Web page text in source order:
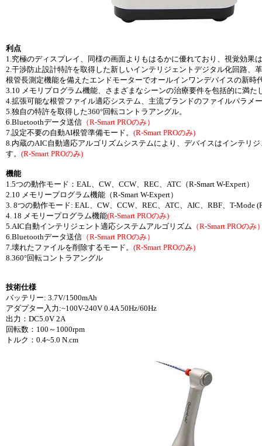
利点
1.究極のディスプレイ、同様の画面よりもはるかに優れており、視覚効果
2.干渉防止設計特許を取得した新しいインテリジェントデジタル化回路
根管長測定機能を備えたエンドモーターでオールインワンデバイスの新時
3.10 メモリプログラム機能、さまざまなシーンの治療要件を包括的に満た
4.拡張可能な根管ファイル適応システム、主流ブランドのファイルパラメ
5.独自の特許を取得した360°回転コントラアングル。
6.Bluetoothデータ送信 （R-Smart PROのみ）
7.設定不要の自動AI根管準備モード。 (R-Smart PROのみ)
8.内蔵のAIC自動適応アルゴリズムシステムにより、デバイスはインテリ
す。 (R-Smart PROのみ)
機能
1.5つの動作モード：EAL、CW、CCW、REC、ATC（R-Smart W-Expert）
2.10 メモリープログラム機能（R-Smart W-Expert）
3. 8つの動作モード: EAL、CW、CCW、REC、ATC、AIC、RBF、T-Mode
4. 18 メモリープログラム機能(R-Smart PROのみ)
5.AIC自動インテリジェント適応システムアルゴリズム （R-Smart PROのみ
6.Bluetoothデータ送信 （R-Smart PROのみ）
7.壊れたファイルを削除するモード。 (R-Smart PROのみ)
8.360°回転コントラアングル
技術仕様
バッテリー: 3.7V/1500mAh
アダプター入力:~100V-240V 0.4A 50Hz/60Hz
出力：DC5.0V 2A
回転数：100～1000rpm
トルク：0.4~5.0 N.cm